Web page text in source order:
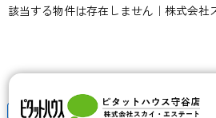
該当する物件は存在しません｜株式会社
TOPページ 物件検索 中古マンション 取手市